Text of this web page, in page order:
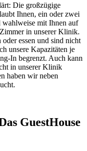
Die großzügige
Ihnen, ein oder zwei
wahlweise mit Ihnen auf
in unserer Klinik.
essen und sind nicht
unsere Kapazitäten je
In begrenzt. Auch kann
in unserer Klinik
haben wir neben
GuestHouse